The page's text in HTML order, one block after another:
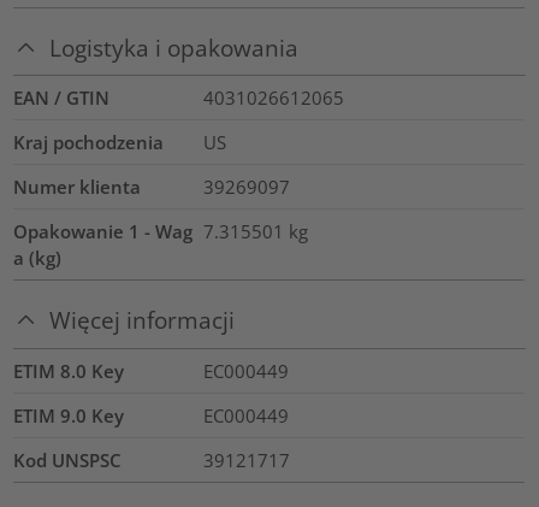
Logistyka i opakowania
EAN / GTIN
4031026612065
Kraj pochodzenia
US
Numer klienta
39269097
Opakowanie 1 - Wag
a (kg)
7.315501 kg
Więcej informacji
ETIM 8.0 Key
EC000449
ETIM 9.0 Key
EC000449
Kod UNSPSC
39121717